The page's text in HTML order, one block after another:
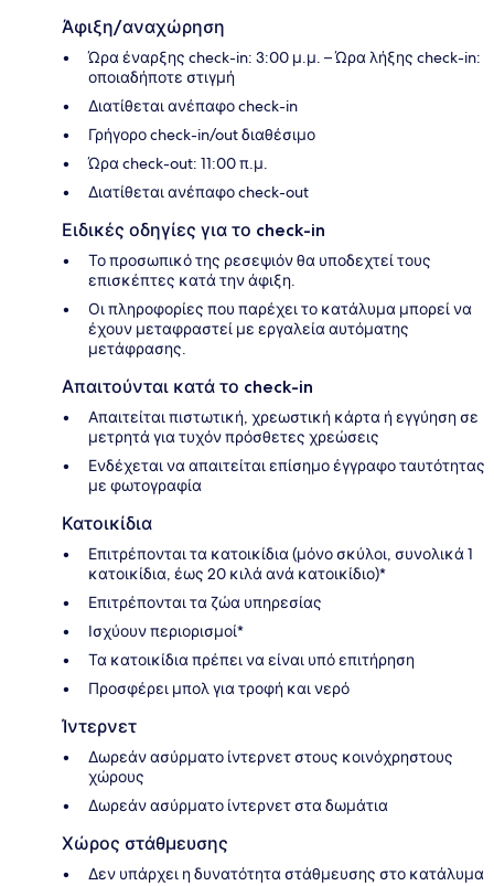
Άφιξη/αναχώρηση
Ώρα έναρξης check-in: 3:00 μ.μ. – Ώρα λήξης check-in:
οποιαδήποτε στιγμή
Διατίθεται ανέπαφο check-in
Γρήγορο check-in/out διαθέσιμο
Ώρα check-out: 11:00 π.μ.
Διατίθεται ανέπαφο check-out
Ειδικές οδηγίες για το check-in
Το προσωπικό της ρεσεψιόν θα υποδεχτεί τους
επισκέπτες κατά την άφιξη.
Οι πληροφορίες που παρέχει το κατάλυμα μπορεί να
έχουν μεταφραστεί με εργαλεία αυτόματης
μετάφρασης.
Απαιτούνται κατά το check-in
Απαιτείται πιστωτική, χρεωστική κάρτα ή εγγύηση σε
μετρητά για τυχόν πρόσθετες χρεώσεις
Ενδέχεται να απαιτείται επίσημο έγγραφο ταυτότητας
με φωτογραφία
Κατοικίδια
Επιτρέπονται τα κατοικίδια (μόνο σκύλοι, συνολικά 1
κατοικίδια, έως 20 κιλά ανά κατοικίδιο)*
Επιτρέπονται τα ζώα υπηρεσίας
Ισχύουν περιορισμοί*
Τα κατοικίδια πρέπει να είναι υπό επιτήρηση
Προσφέρει μπολ για τροφή και νερό
Ίντερνετ
Δωρεάν ασύρματο ίντερνετ στους κοινόχρηστους
χώρους
Δωρεάν ασύρματο ίντερνετ στα δωμάτια
Χώρος στάθμευσης
Δεν υπάρχει η δυνατότητα στάθμευσης στο κατάλυμα